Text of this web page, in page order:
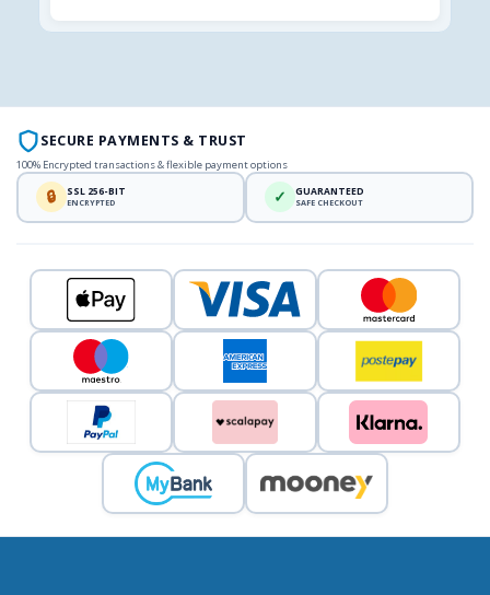
SECURE PAYMENTS & TRUST
100% Encrypted transactions & flexible payment options
🔒 SSL 256-BIT
ENCRYPTED ✓ GUARANTEED
SAFE CHECKOUT